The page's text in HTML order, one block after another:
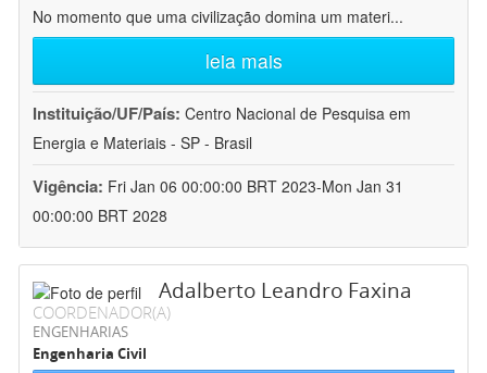
No momento que uma civilização domina um materi...
leia mais
Instituição/UF/País: Centro Nacional de Pesquisa em
Energia e Materiais - SP - Brasil
Vigência: Fri Jan 06 00:00:00 BRT 2023-Mon Jan 31
00:00:00 BRT 2028
Adalberto Leandro Faxina
COORDENADOR(A)
ENGENHARIAS
Engenharia Civil